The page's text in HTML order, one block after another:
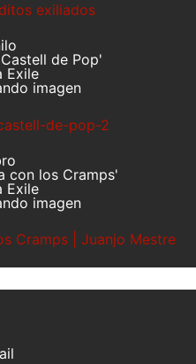
de Pop'
Exile
imagen
con los Cramps'
Exile
imagen